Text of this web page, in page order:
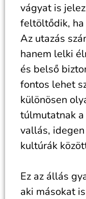
vágyat is
feltöltődik, ha
Az utazás
hanem lelki
és belső
fontos lehet
különösen
túlmutatnak a
vallás,
kultúrák
Ez az állás
aki másokat